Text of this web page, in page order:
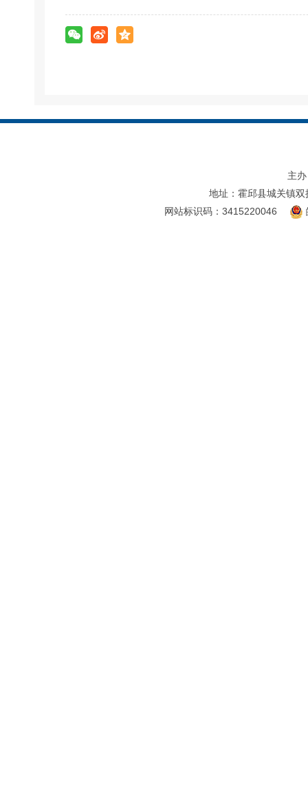
主
地址：霍邱县城关镇双
网站标识码：3415220046